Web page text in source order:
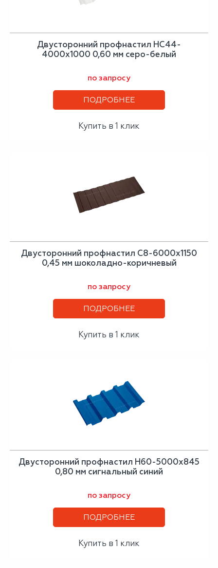
Двусторонний профнастил НС44-
4000х1000 0,60 мм серо-белый
по запросу
ПОДРОБНЕЕ
Купить в 1 клик
Двусторонний профнастил С8-6000х1150
0,45 мм шоколадно-коричневый
по запросу
ПОДРОБНЕЕ
Купить в 1 клик
Двусторонний профнастил Н60-5000х845
0,80 мм сигнальный синий
по запросу
ПОДРОБНЕЕ
Купить в 1 клик